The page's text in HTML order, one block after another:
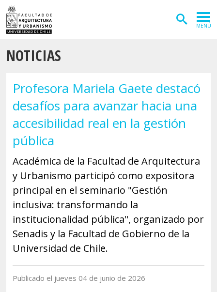
MENÚ
POSTGRADOS
DEPARTAMENTOS
Arquitectura
Diseño
Geografía
Urbanismo
INSTITUTOS
Vivienda
Historia y Patrimonio
FACULTAD
Estudiantes
Académicos
Funcionarios
NOTICIAS
Profesora Mariela Gaete destacó
desafíos para avanzar hacia una
accesibilidad real en la gestión
pública
Académica de la Facultad de Arquitectura
y Urbanismo participó como expositora
principal en el seminario "Gestión
inclusiva: transformando la
institucionalidad pública", organizado por
Senadis y la Facultad de Gobierno de la
Universidad de Chile.
Publicado el jueves 04 de junio de 2026